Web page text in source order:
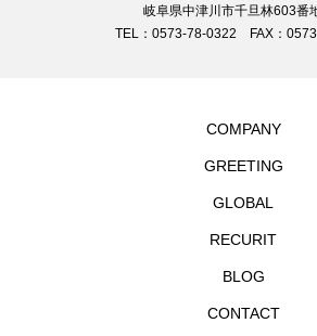
岐阜県中津川市千旦林603番
TEL：0573-78-0322 FAX：
COMPANY
GREETING
GLOBAL
RECURIT
BLOG
CONTACT